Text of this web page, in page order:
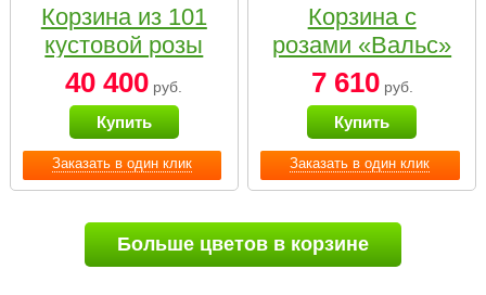
Заказать в один клик
Корзина из 101
кустовой розы
нежных тонов
40 400 руб.
Купить
Заказать в один клик
Корзина с
розами «Вальс»
7 610руб.
Купить
Больше цветов в корзине